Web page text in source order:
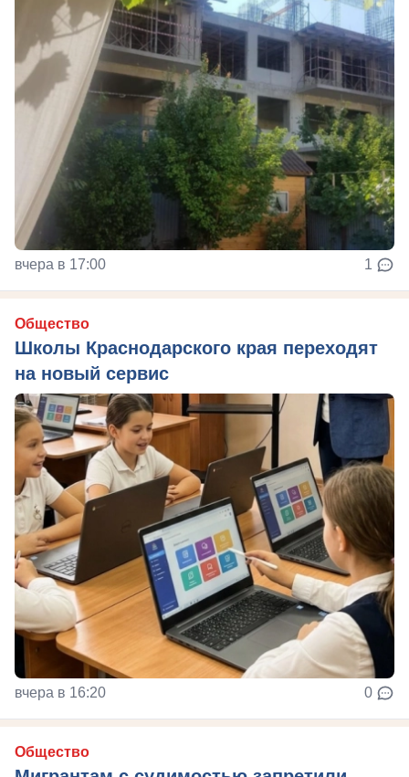
вчера в 17:00 1
Общество
Школы Краснодарского края переходят
на новый сервис
вчера в 16:20 0
Общество